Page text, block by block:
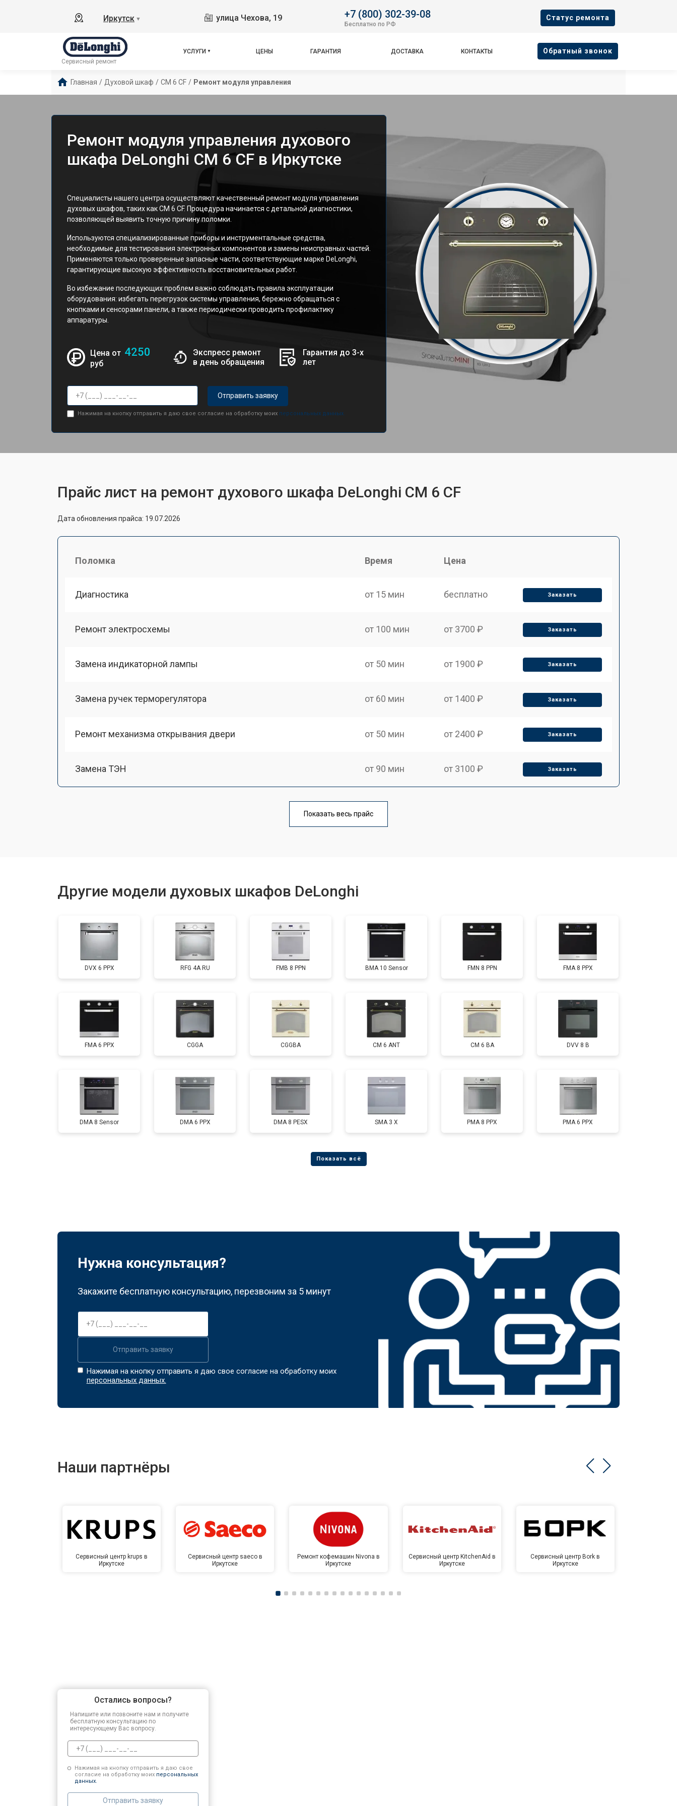
Иркутск ▼ улица Чехова, 19 +7 (800) 302-39-08
Бесплатно по РФ
Cтатус ремонта
Сервисный ремонт
УСЛУГИ ЦЕНЫ ГАРАНТИЯ ДОСТАВКА КОНТАКТЫ Oбратный звонок
Главная / Духовой шкаф / CM 6 CF / Ремонт модуля управления
Ремонт модуля управления духового
шкафа DeLonghi CM 6 CF в Иркутске
Специалисты нашего центра осуществляют качественный ремонт модуля управления
духовых шкафов, таких как CM 6 CF. Процедура начинается с детальной диагностики,
позволяющей выявить точную причину поломки.
Используются специализированные приборы и инструментальные средства,
необходимые для тестирования электронных компонентов и замены неисправных частей.
Применяются только проверенные запасные части, соответствующие марке DeLonghi,
гарантирующие высокую эффективность восстановительных работ.
Во избежание последующих проблем важно соблюдать правила эксплуатации
оборудования: избегать перегрузок системы управления, бережно обращаться с
кнопками и сенсорами панели, а также периодически проводить профилактику
аппаратуры.
Цена от 4250
руб
Экспресс ремонт
в день обращения
Гарантия до 3-х
лет
Отправить заявку
Нажимая на кнопку отправить я даю свое согласие на обработку моих персональных данных.
Прайс лист на ремонт духового шкафа DeLonghi CM 6 CF
Дата обновления прайса: 19.07.2026
Поломка Время Цена
Диагностика от 15 мин бесплатно Заказать
Ремонт электросхемы от 100 мин от 3700 ₽ Заказать
Замена индикаторной лампы от 50 мин от 1900 ₽ Заказать
Замена ручек терморегулятора от 60 мин от 1400 ₽ Заказать
Ремонт механизма открывания двери от 50 мин от 2400 ₽ Заказать
Замена ТЭН от 90 мин от 3100 ₽ Заказать
от 60 мин
Показать весь прайс
Другие модели духовых шкафов DeLonghi
DVX 6 PPX RFG 4A RU FMB 8 PPN BMA 10 Sensor FMN 8 PPN FMA 8 PPX
FMA 6 PPX CGGA CGGBA CM 6 ANT CM 6 BA DVV 8 B
DMA 8 Sensor DMA 6 PPX DMA 8 PESX SMA 3 X PMA 8 PPX PMA 6 PPX
Нужна консультация?
Закажите бесплатную консультацию, перезвоним за 5 минут
Отправить заявку
Нажимая на кнопку отправить я даю свое согласие на обработку моих
персональных данных.
Наши партнёры
Сервисный центр krups в
Иркутске
Сервисный центр saeco в
Иркутске
Ремонт кофемашин Nivona в
Иркутске
Сервисный центр KitchenAid в
Иркутске
Сервисный центр Bork в
Иркутске
Остались вопросы?
Напишите или позвоните нам и получите
бесплатную консультацию по
интересующему Вас вопросу.
Нажимая на кнопку отправить я даю свое
согласие на обработку моих персональных
данных.
Отправить заявку